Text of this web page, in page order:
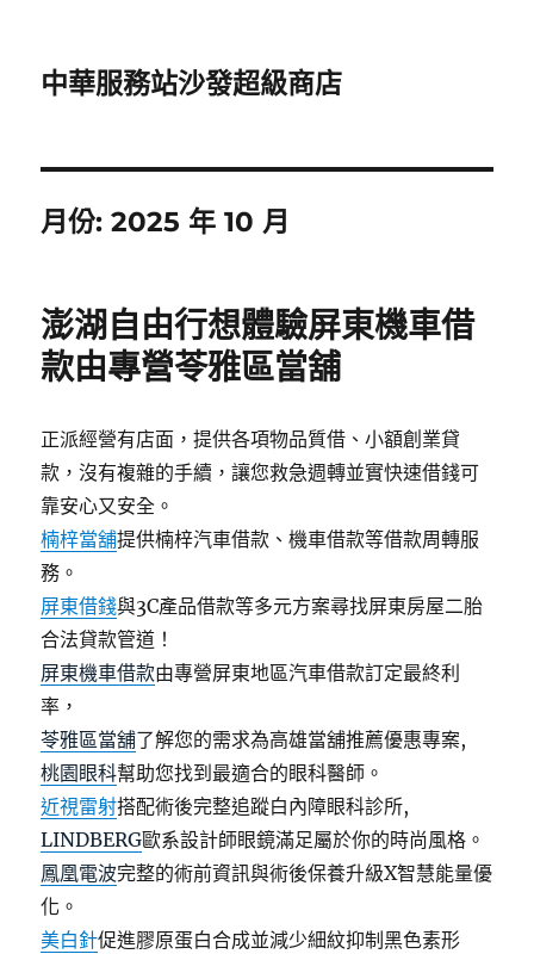
中華服務站沙發超級商店
月份:2025 年 10 月
澎湖自由行想體驗屏東機車借
款由專營苓雅區當舖
正派經營有店面，提供各項物品質借、小額創業貸
款，沒有複雜的手續，讓您救急週轉並實快速借錢可
靠安心又安全。
楠梓當舖提供楠梓汽車借款、機車借款等借款周轉服
務。
屏東借錢與3C產品借款等多元方案尋找屏東房屋二胎
合法貸款管道！
屏東機車借款由專營屏東地區汽車借款訂定最終利
率，
苓雅區當舖了解您的需求為高雄當舖推薦優惠專案,
桃園眼科幫助您找到最適合的眼科醫師。
近視雷射搭配術後完整追蹤白內障眼科診所,
LINDBERG歐系設計師眼鏡滿足屬於你的時尚風格。
鳳凰電波完整的術前資訊與術後保養升級X智慧能量優
化。
美白針促進膠原蛋白合成並減少細紋抑制黑色素形